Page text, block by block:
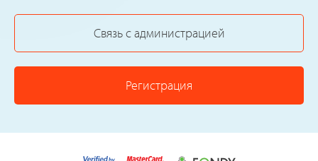
Связь с администрацией
Регистрация